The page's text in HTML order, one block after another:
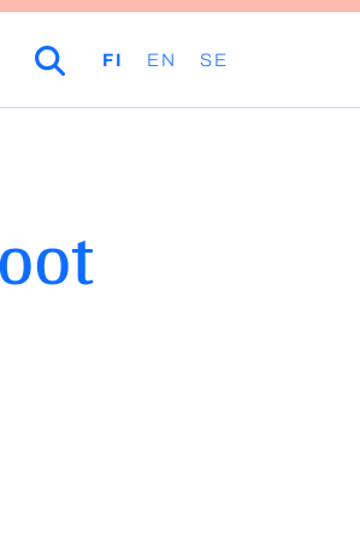
HAKU
FI EN SE